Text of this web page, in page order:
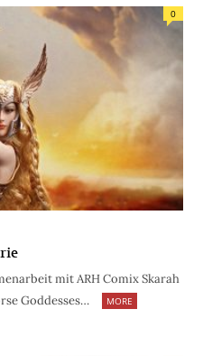
0
mit ARH Comix Skarah
Goddesses…
MORE